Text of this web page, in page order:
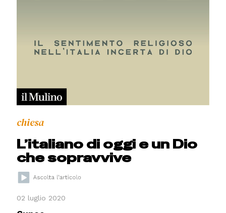
chiesa
L’italiano di oggi e un Dio
che sopravvive
02 luglio 2020